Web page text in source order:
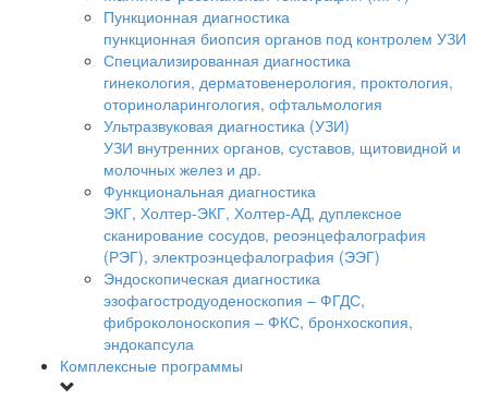
Пункционная диагностика
пункционная биопсия органов под контролем УЗИ
Специализированная диагностика
гинекология, дерматовенерология, проктология,
оториноларингология, офтальмология
Ультразвуковая диагностика (УЗИ)
УЗИ внутренних органов, суставов, щитовидной и
молочных желез и др.
Функциональная диагностика
ЭКГ, Холтер-ЭКГ, Холтер-АД, дуплексное
сканирование сосудов, реоэнцефалография
(РЭГ), электроэнцефалография (ЭЭГ)
Эндоскопическая диагностика
эзофагостродуоденоскопия – ФГДС,
фиброколоноскопия – ФКС, бронхоскопия,
эндокапсула
Комплексные программы